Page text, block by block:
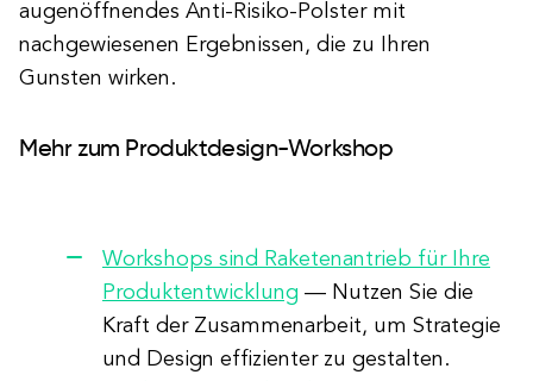
augenöffnendes Anti-Risiko-Polster mit
nachgewiesenen Ergebnissen, die zu Ihren
Gunsten wirken.
Mehr zum Produktdesign-Workshop
Workshops sind Raketenantrieb für Ihre
Produktentwicklung — Nutzen Sie die
Kraft der Zusammenarbeit, um Strategie
und Design effizienter zu gestalten.